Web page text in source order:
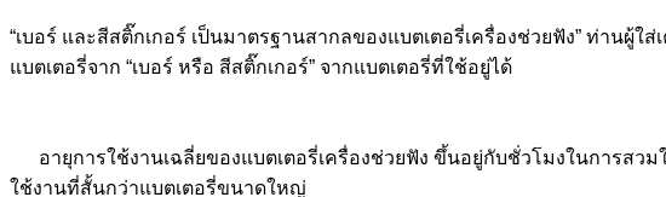
“เบอร์ และสีสติ๊กเกอร์ เป็นมาตรฐานสากลของแบตเตอรี่เครื่องช่วยฟัง” ท่านผู้ใ
แบตเตอรี่จาก “เบอร์ หรือ สีสติ๊กเกอร์” จากแบตเตอรี่ที่ใช้อยู่ได้
อายุการใช้งานเฉลี่ยของแบตเตอรี่เครื่องช่วยฟัง ขึ้นอยู่กับชั่วโมงในการสว
ใช้งานที่สั้นกว่าแบตเตอรี่ขนาดใหญ่